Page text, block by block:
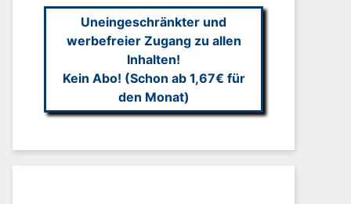
Uneingeschränkter und
werbefreier Zugang zu allen
Inhalten!
Kein Abo! (Schon ab 1,67€ für
den Monat)